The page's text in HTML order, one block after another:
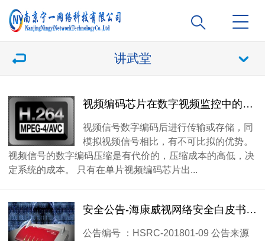
讲武堂
视频编码芯片在数字视频监控中的作用（作者：胡扬忠）
视频信号数字编码后进行传输或存储，同
模拟视频信号相比，有不可比拟的优势。
视频信号的数字编码压缩是有代价的，压缩成本的高低，决
定系统的成本。 只有在单片视频编码芯片出...
安全公告-海康威视网络安全白皮书V1.0发布通知
公告编号 ：HSRC-201801-09 公告来源